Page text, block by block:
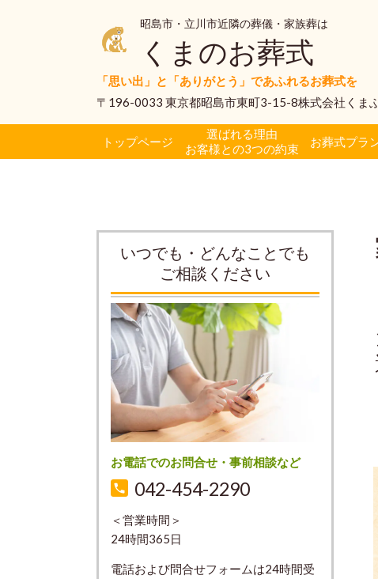
昭島市・立川市近隣の葬儀・家族葬は
くまのお葬式
「思い出」と「ありがとう」であふれるお葬式を
〒196-0033 東京都昭島市東町3-15-8株式会社くま
トップページ
選ばれる理由
お客様との3つの約束
お葬式プラ
いつでも・どんなことでも
ご相談ください
お電話でのお問合せ・事前相談など
042-454-2290
＜営業時間＞
24時間365日
電話および問合せフォームは24時間受